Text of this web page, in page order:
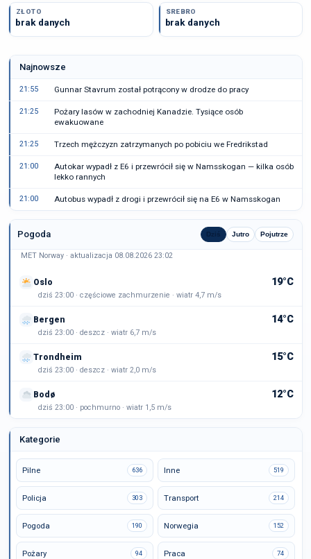
ZŁOTO
brak danych
SREBRO
brak danych
Najnowsze
21:55 Gunnar Stavrum został potrącony w drodze do pracy
21:25
Pożary lasów w zachodniej Kanadzie. Tysiące osób
ewakuowane
21:25 Trzech mężczyzn zatrzymanych po pobiciu we Fredrikstad
21:00
Autokar wypadł z E6 i przewrócił się w Namsskogan — kilka osób
lekko rannych
21:00 Autobus wypadł z drogi i przewrócił się na E6 w Namsskogan
Pogoda Dziś Jutro Pojutrze
MET Norway · aktualizacja 08.08.2026 23:02
Oslo 19°C
dziś 23:00 · częściowe zachmurzenie · wiatr 4,7 m/s
Bergen 14°C
dziś 23:00 · deszcz · wiatr 6,7 m/s
Trondheim 15°C
dziś 23:00 · deszcz · wiatr 2,0 m/s
Bodø 12°C
dziś 23:00 · pochmurno · wiatr 1,5 m/s
Kategorie
Pilne 636 Inne 519
Policja 303 Transport 214
Pogoda 190 Norwegia 152
Pożary 94 Praca 74